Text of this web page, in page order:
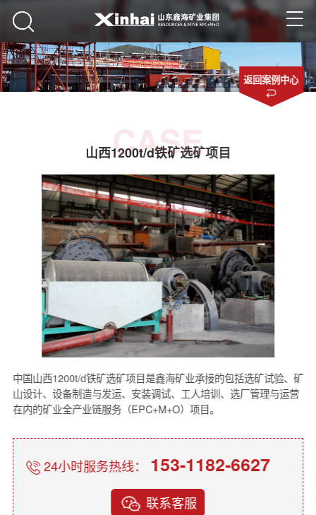
返回案例中心
CASE
山西1200t/d铁矿选矿项目
中国山西1200t/d铁矿选矿项目是鑫海矿业承接的包括选矿试验、矿
山设计、设备制造与发运、安装调试、工人培训、选厂管理与运营
在内的矿业全产业链服务（EPC+M+O）项目。
24小时服务热线： 153-1182-6627
联系客服